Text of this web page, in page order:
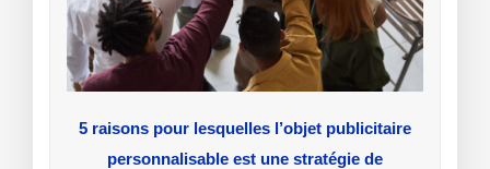
5 raisons pour lesquelles l’objet publicitaire
personnalisable est une stratégie de